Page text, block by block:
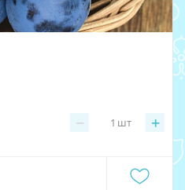
− +
1 шт